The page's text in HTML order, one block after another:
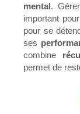
mental.
important
pour se
ses
combine
permet de